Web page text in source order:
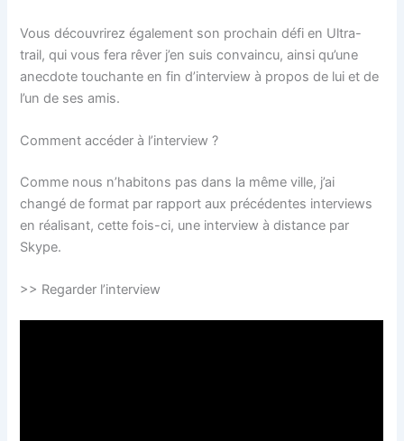
Vous découvrirez également son prochain défi en Ultra-
trail, qui vous fera rêver j’en suis convaincu, ainsi qu’une
anecdote touchante en fin d’interview à propos de lui et de
l’un de ses amis.
Comment accéder à l’interview ?
Comme nous n’habitons pas dans la même ville, j’ai
changé de format par rapport aux précédentes interviews
en réalisant, cette fois-ci, une interview à distance par
Skype.
>> Regarder l’interview